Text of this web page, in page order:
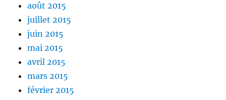
août 2015
juillet 2015
juin 2015
mai 2015
avril 2015
mars 2015
février 2015